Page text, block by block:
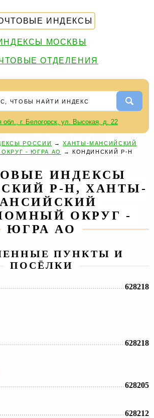
ИНДЕКСЫ
МОСКВЫ
ОТДЕЛЕНИЯ
обл., г. Белогорск, ул. Высокая, д. 22
РОССИИ →ХАНТЫ-МАНСИЙСКИЙ
- ЮГРА АО
→ КОНДИНСКИЙ Р-Н
ИНДЕКСЫ
Р-Н, ХАНТЫ-
ОКРУГ -
ЮГРА АО
ПУНКТЫ И
ПОСЁЛКИ
628218
628218
628205
628212